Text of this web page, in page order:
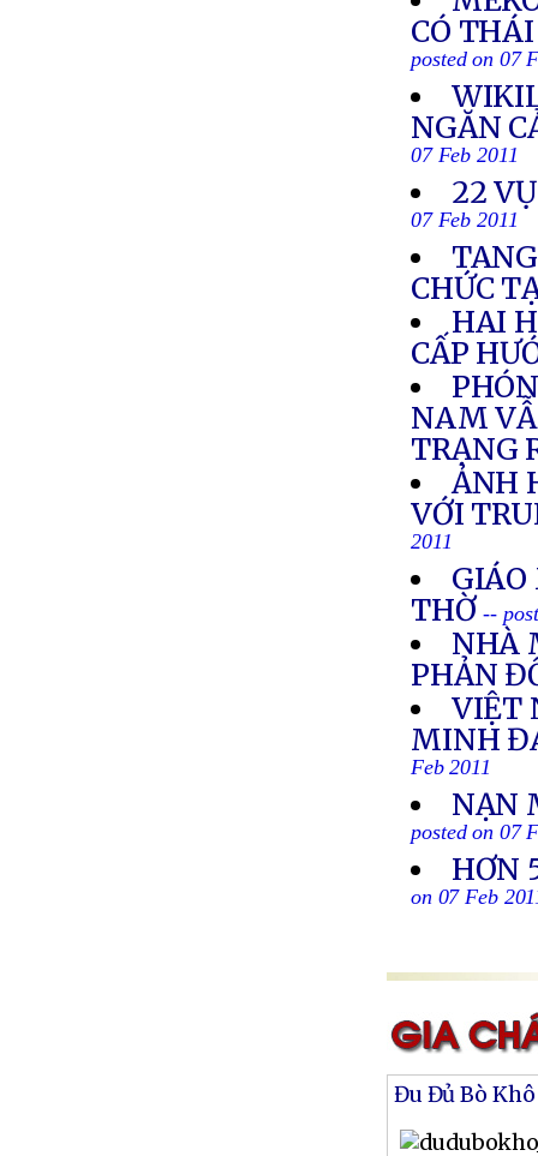
CÓ
posted on 07
NGĂN
07 Feb 2011
22
07 Feb 2011
CHỨC
HAI
CẤP
NAM
TRẠNG
ẢNH
VỚI
2011
GIÁO
THỜ--
NHÀ
PHẢN
VIỆT
MINH
Feb 2011
NẠN
posted on 07
HƠN
on 07 Feb
Đu Đủ Bò Khô